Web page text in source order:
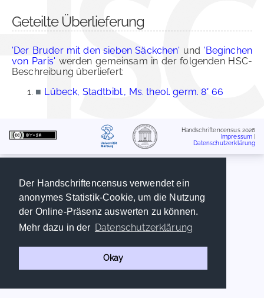
Der Handschriftencensus verwendet ein
anonymes Statistik-Cookie, um die Nutzung
der Online-Präsenz auswerten zu können.
Mehr dazu in der Datenschutzerklärung
Okay
Geteilte Überlieferung
'Der Bruder mit den sieben Säckchen' und 'Beginchen
von Paris' werden gemeinsam in der folgenden HSC-
Beschreibung überliefert:
■ Lübeck, Stadtbibl., Ms. theol. germ. 8° 66
Handschriftencensus 2026
Impressum
Datenschutzerklärung